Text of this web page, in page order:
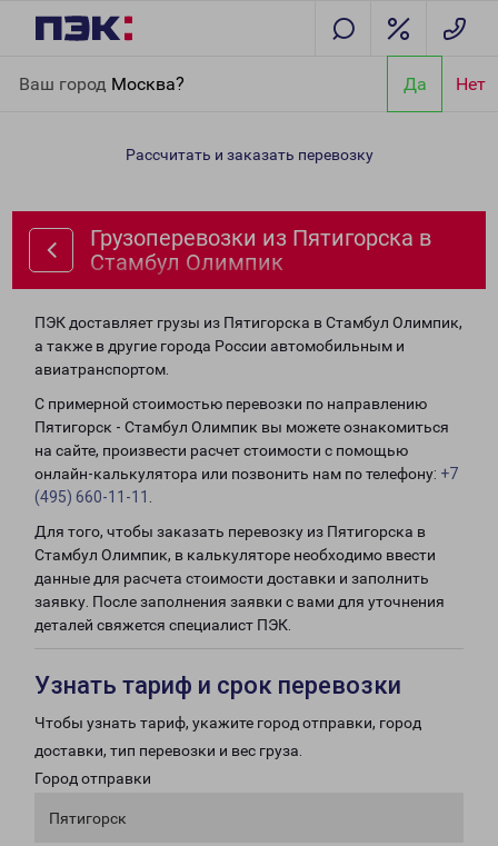
Ваш город Москва? Да Нет
Стамбул Олимпик
Рассчитать и заказать перевозку
Грузоперевозки из Пятигорска в
Стамбул Олимпик
ПЭК доставляет грузы из Пятигорска в Стамбул Олимпик,
а также в другие города России автомобильным и
авиатранспортом.
С примерной стоимостью перевозки по направлению
Пятигорск - Стамбул Олимпик вы можете ознакомиться
на сайте, произвести расчет стоимости с помощью
онлайн-калькулятора или позвонить нам по телефону: +7
(495) 660-11-11
Для того, чтобы заказать перевозку из Пятигорска в
Стамбул Олимпик, в калькуляторе необходимо ввести
данные для расчета стоимости доставки и заполнить
заявку. После заполнения заявки с вами для уточнения
деталей свяжется специалист ПЭК.
Узнать тариф и срок перевозки
Чтобы узнать тариф, укажите город отправки, город
доставки, тип перевозки и вес груза.
Город отправки
Пятигорск